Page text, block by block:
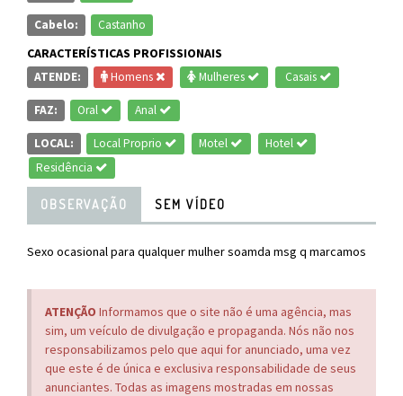
Cabelo: Castanho
CARACTERÍSTICAS PROFISSIONAIS
ATENDE: Homens Mulheres Casais
FAZ: Oral Anal
LOCAL: Local Proprio Motel
Hotel
Residência
OBSERVAÇÃO SEM VÍDEO
Sexo ocasional para qualquer mulher soamda msg q marcamos
ATENÇÃO Informamos que o site não é uma agência, mas
sim, um veículo de divulgação e propaganda. Nós não nos
responsabilizamos pelo que aqui for anunciado, uma vez
que este é de única e exclusiva responsabilidade de seus
anunciantes. Todas as imagens mostradas em nossas